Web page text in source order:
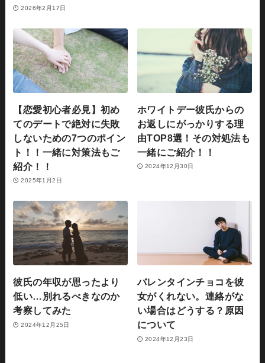
2026年2月17日
【恋愛初心者必見】初め
てのデートで絶対に失敗
しないための7つのポイン
ト！！一緒に対策法もご
紹介！！
2025年1月2日
ホワイトデー彼氏からの
お返しにがっかりする理
由TOP8選！その対処法も
一緒にご紹介！！
2024年12月30日
彼氏の年収が思ったより
低い…別れるべきなのか
考察してみた
2024年12月25日
バレンタインチョコを彼
女がくれない。連絡がな
い場合はどうする？原因
について
2024年12月23日